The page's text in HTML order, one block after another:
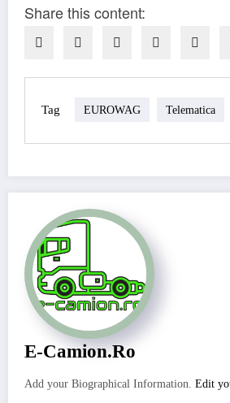
Share this content:
Tag EUROWAG Telematica
E-Camion.ro
Add your Biographical Information. Edit